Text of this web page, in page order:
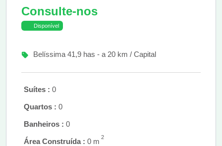
Consulte-nos
Disponível
Belíssima 41,9 has - a 20 km / Capital
Suítes : 0
Quartos : 0
Banheiros : 0
Área Construída : 0 m 2